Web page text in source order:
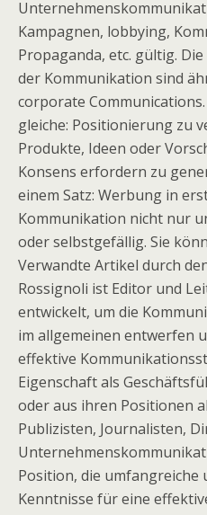
Kampagnen, lobbying,
Propaganda, etc. gültig.
der Kommunikation sind
corporate Communications.
gleiche: Positionierung zu
Produkte, Ideen oder
Konsens erfordern zu
einem Satz: Werbung in
Kommunikation nicht nur
oder selbstgefällig. Sie
Verwandte Artikel durch
Rossignoli ist Editor und
entwickelt, um die
im allgemeinen entwerfen
effektive
Eigenschaft als
oder aus ihren Positionen
Publizisten, Journalisten,
Position, die umfangreiche
Kenntnisse für eine